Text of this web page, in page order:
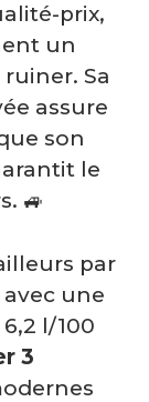
prix,
un
Sa
assure
son
le
🚙
par
une
l/100
3